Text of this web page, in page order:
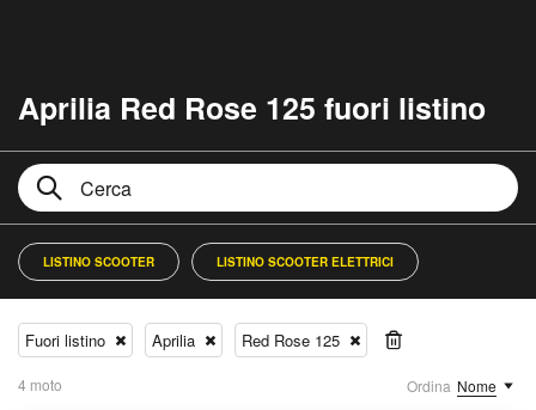
Aprilia Red Rose 125 fuori listino
LISTINO SCOOTER LISTINO SCOOTER ELETTRICI
Fuori listino Aprilia Red Rose 125
4 moto Ordina Nome